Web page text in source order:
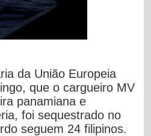
da União Europeia
que o cargueiro MV
panamiana e
foi sequestrado no
seguem 24 filipinos.